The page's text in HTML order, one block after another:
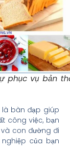
phục vụ bản
là bàn đạp giúp
công việc, bạn
con đường đi
của bạn